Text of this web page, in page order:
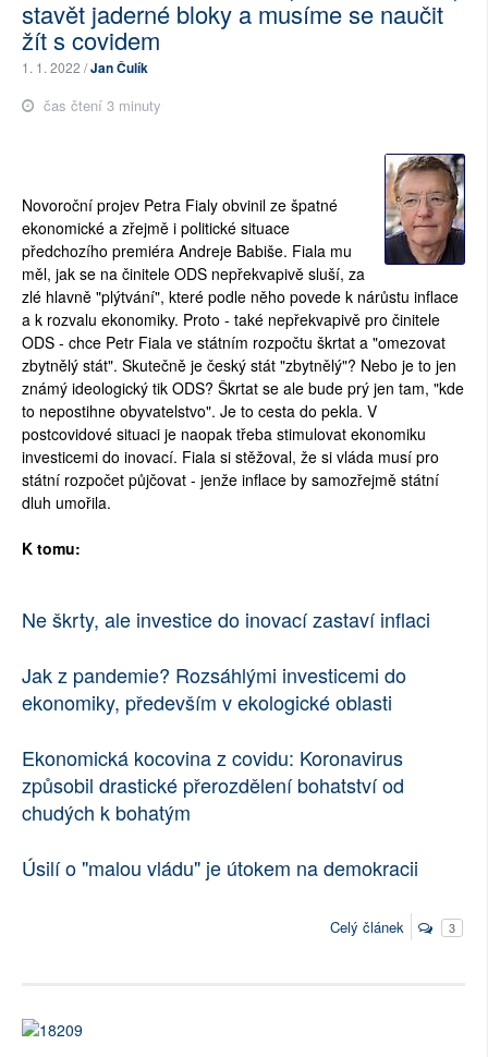
stavět jaderné bloky a musíme se naučit
žít s covidem
1. 1. 2022 /Jan Čulík
čas čtení 3 minuty
Novoroční projev Petra Fialy obvinil ze špatné
ekonomické a zřejmě i politické situace
předchozího premiéra Andreje Babiše. Fiala mu
měl, jak se na činitele ODS nepřekvapivě sluší, za
zlé hlavně "plýtvání", které podle něho povede k nárůstu inflace
a k rozvalu ekonomiky. Proto - také nepřekvapivě pro činitele
ODS - chce Petr Fiala ve státním rozpočtu škrtat a "omezovat
zbytnělý stát". Skutečně je český stát "zbytnělý"? Nebo je to jen
známý ideologický tik ODS? Škrtat se ale bude prý jen tam, "kde
to nepostihne obyvatelstvo". Je to cesta do pekla. V
postcovidové situaci je naopak třeba stimulovat ekonomiku
investicemi do inovací. Fiala si stěžoval, že si vláda musí pro
státní rozpočet půjčovat - jenže inflace by samozřejmě státní
dluh umořila.
K tomu:
Ne škrty, ale investice do inovací zastaví inflaci
Jak z pandemie? Rozsáhlými investicemi do
ekonomiky, především v ekologické oblasti
Ekonomická kocovina z covidu: Koronavirus
způsobil drastické přerozdělení bohatství od
chudých k bohatým
Úsilí o "malou vládu" je útokem na demokracii
Celý článek 3